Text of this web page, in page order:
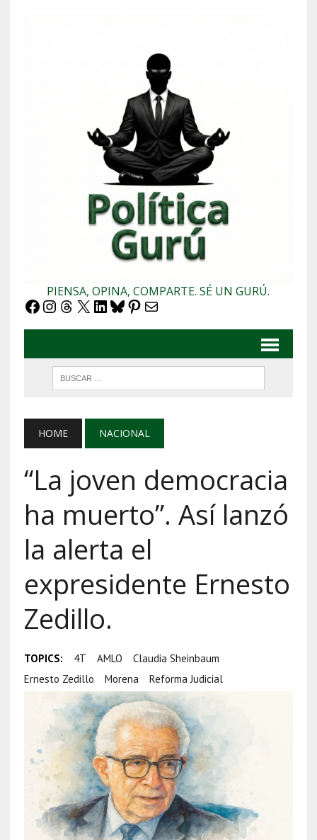
PIENSA, OPINA, COMPARTE. SÉ UN GURÚ.
Facebook
Instagram
Threads
X LinkedIn
Bluesky
Pinterest
Correo electrónico
HOME NACIONAL
“La joven democracia
ha muerto”. Así lanzó
la alerta el
expresidente Ernesto
Zedillo.
TOPICS: 4T AMLO
Claudia Sheinbaum
Ernesto Zedillo
Morena Reforma Judicial